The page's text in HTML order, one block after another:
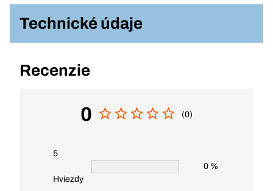
Technické údaje
Recenzie
0 (0)
5
Hviezdy
0 %